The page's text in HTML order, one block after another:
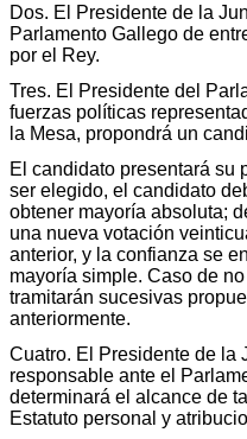
Dos. El Presidente de la
Parlamento Gallego de
por el Rey.
Tres. El Presidente del
fuerzas políticas
la Mesa, propondrá un
El candidato presentará su
ser elegido, el candidato
obtener mayoría absoluta;
una nueva votación
anterior, y la confianza se
mayoría simple. Caso de
tramitarán sucesivas
anteriormente.
Cuatro. El Presidente de la
responsable ante el
determinará el alcance de
Estatuto personal y